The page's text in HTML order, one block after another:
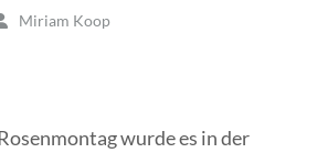
Miriam Koop
wurde es in der